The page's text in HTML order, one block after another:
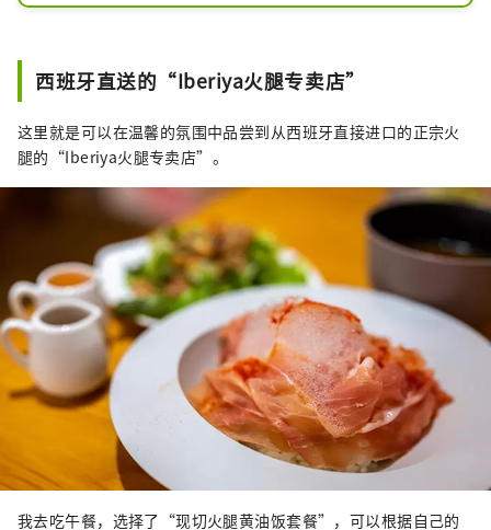
西班牙直送的“Iberiya火腿专卖店”
这里就是可以在温馨的氛围中品尝到从西班牙直接进口的正宗火
腿的“Iberiya火腿专卖店”。
我去吃午餐，选择了“现切火腿黄油饭套餐”，可以根据自己的